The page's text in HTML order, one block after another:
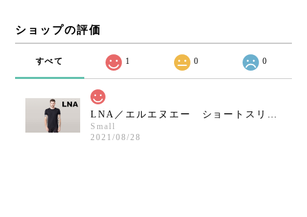
ショップの評価
すべて 1 0 0
LNA／エルエヌエー ショートスリーブクルーネックシャツ／ブラック
Small
2021/08/28